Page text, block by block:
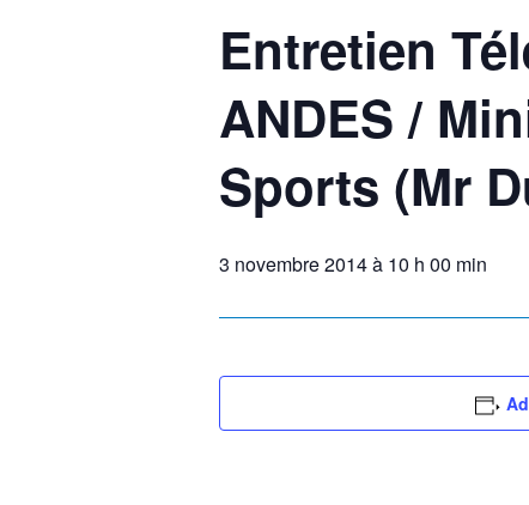
Entretien
ANDES /
Sports (Mr
3 novembre 2014 à 10 h 00 min